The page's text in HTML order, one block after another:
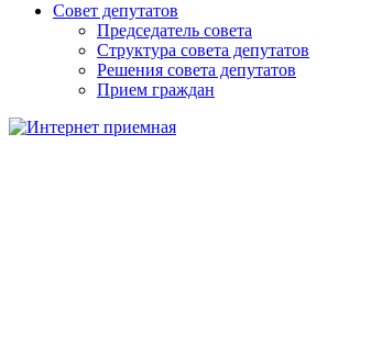
Совет депутатов
Председатель совета
Структура совета депутатов
Решения совета депутатов
Прием граждан